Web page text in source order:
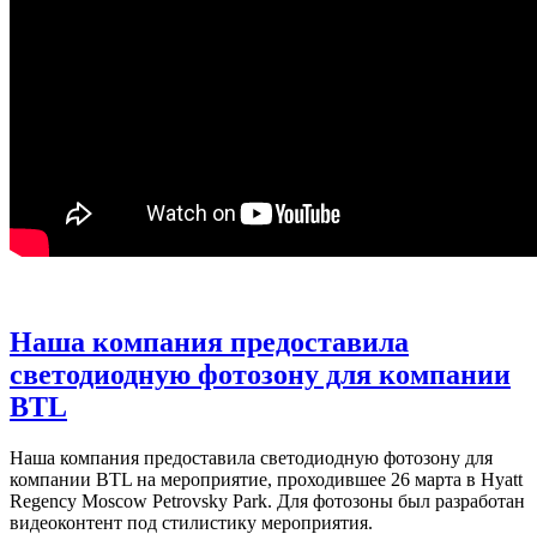
Наша компания предоставила
светодиодную фотозону для компании
BTL
Наша компания предоставила светодиодную фотозону для
компании BTL на мероприятие, проходившее 26 марта в Hyatt
Regency Moscow Petrovsky Park. Для фотозоны был разработан
видеоконтент под стилистику мероприятия.